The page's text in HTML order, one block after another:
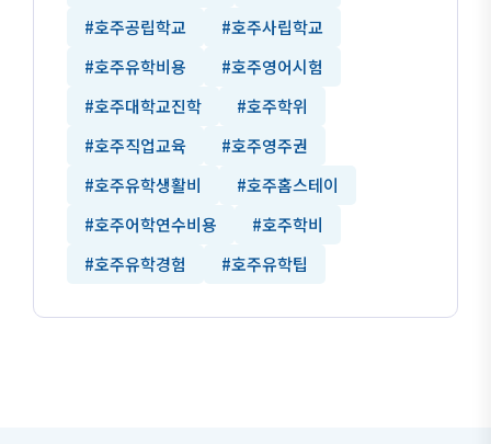
#호주공립학교
#호주사립학교
#호주유학비용
#호주영어시험
#호주대학교진학
#호주학위
#호주직업교육
#호주영주권
#호주유학생활비
#호주홈스테이
#호주어학연수비용
#호주학비
#호주유학경험
#호주유학팁